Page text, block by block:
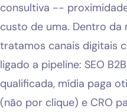
consultiva --
custo de uma. Dentro
tratamos canais digitais
ligado a pipeline: SEO
qualificada, mídia paga
(não por clique) e CRO